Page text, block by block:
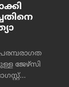
ജേഴ്‌സി